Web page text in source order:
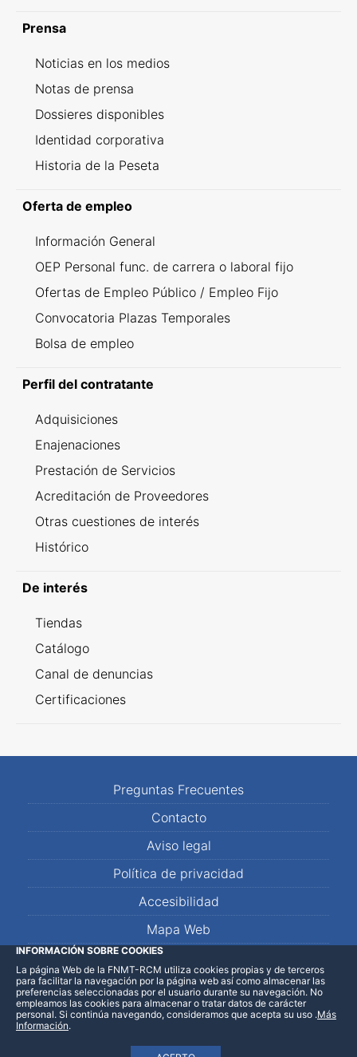
Prensa
Noticias en los medios
Notas de prensa
Dossieres disponibles
Identidad corporativa
Historia de la Peseta
Oferta de empleo
Información General
OEP Personal func. de carrera o laboral fijo
Ofertas de Empleo Público / Empleo Fijo
Convocatoria Plazas Temporales
Bolsa de empleo
Perfil del contratante
Adquisiciones
Enajenaciones
Prestación de Servicios
Acreditación de Proveedores
Otras cuestiones de interés
Histórico
De interés
Tiendas
Catálogo
Canal de denuncias
Certificaciones
Preguntas Frecuentes
Contacto
Aviso legal
Política de privacidad
Accesibilidad
Mapa Web
LinkedInFacebookWhatsApp
INFORMACIÓN SOBRE COOKIES
La página Web de la FNMT-RCM utiliza cookies propias y de terceros
para facilitar la navegación por la página web así como almacenar las
preferencias seleccionadas por el usuario durante su navegación. No
empleamos las cookies para almacenar o tratar datos de carácter
personal. Si continúa navegando, consideramos que acepta su uso .Más
Información.